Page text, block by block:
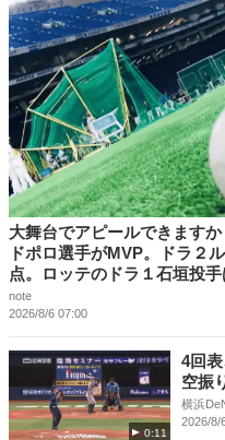
大舞台でアピールできます
ドポロ選手がMVP。ドラ２
点。ロッテのドラ１石垣投
note
2026/8/6 07:00
0:11
4回
空振
横浜
2026/8/